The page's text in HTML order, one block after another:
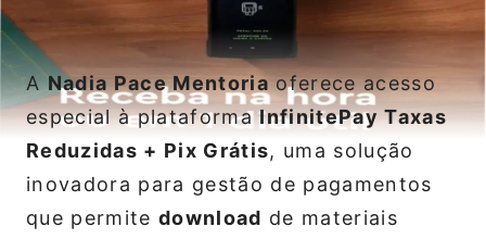
ANadia Pace Mentoriaoferece acesso
especial à plataformaInfinitePay Taxas
Reduzidas + Pix Grátis, uma solução
inovadora para gestão de pagamentos
que permite download de materiais